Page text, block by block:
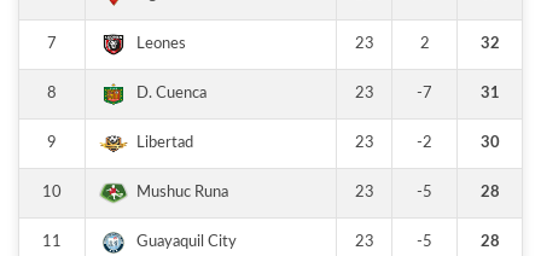
7 Leones 23 2 32
8 D. Cuenca 23 -7 31
9 Libertad 23 -2 30
10 Mushuc Runa 23 -5 28
11 Guayaquil City 23 -5 28